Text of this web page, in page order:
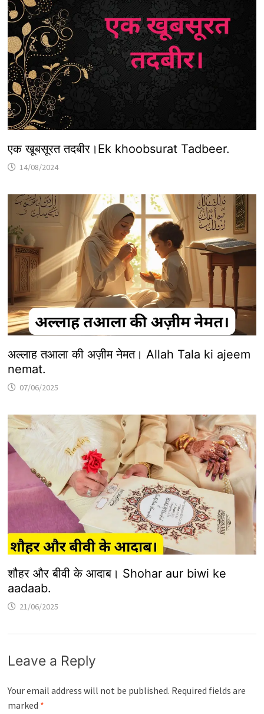
एक खूबसूरत तदबीर।Ek khoobsurat Tadbeer.
14/08/2024
अल्लाह तआला की अज़ीम नेमत। Allah Tala ki ajeem
nemat.
07/06/2025
शौहर और बीवी के आदाब। Shohar aur biwi ke
aadaab.
21/06/2025
Leave a Reply
Your email address will not be published. Required fields are
marked *